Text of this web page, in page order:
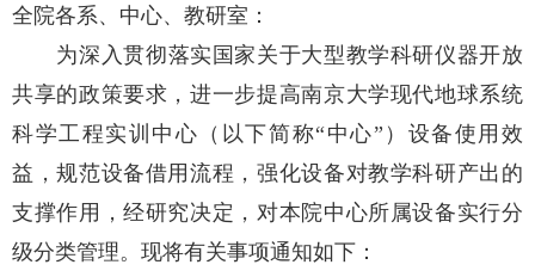
全院各系、中心、教研室：
为深入贯彻落实国家关于大型教学科研仪器开放
共享的政策要求，进一步提高南京大学现代地球系统
科学工程实训中心（以下简称“中心”）设备使用效
益，规范设备借用流程，强化设备对教学科研产出的
支撑作用，经研究决定，对本院中心所属设备实行分
级分类管理。现将有关事项通知如下：